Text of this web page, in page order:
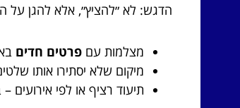
הדגש: לא ״להציץ״, אלא להגן על
מצלמות עם פרטים חדים
מיקום שלא יסתירו אותו
תיעוד רציף או לפי אירועים